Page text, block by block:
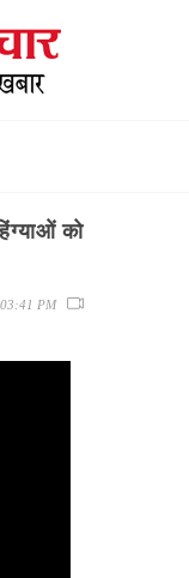
को
03:41 PM